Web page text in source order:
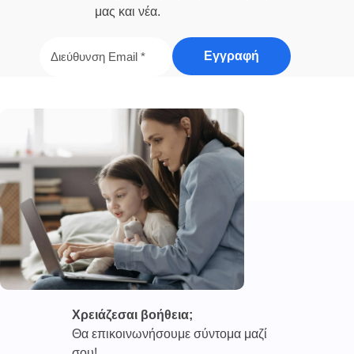
μας και νέα.
Χρειάζεσαι βοήθεια;
Θα επικοινωνήσουμε σύντομα μαζί